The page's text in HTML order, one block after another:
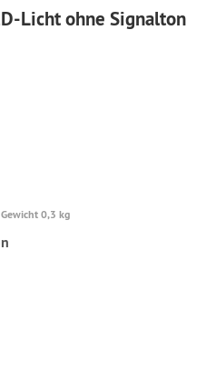
Licht ohne Signalton
Gewicht 0,3 kg